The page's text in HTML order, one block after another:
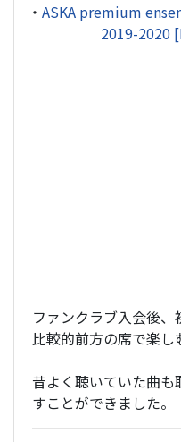
・ ASKA premium
2019-2020
ファンクラブ入会後、
比較的前方の席で楽し
昔よく聴いていた曲
すことができました。